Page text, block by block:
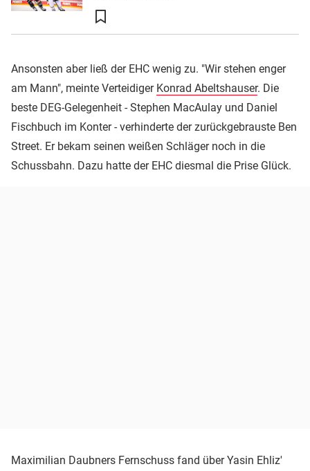
Ansonsten aber ließ der EHC wenig zu. "Wir stehen enger
am Mann", meinte Verteidiger Konrad Abeltshauser. Die
beste DEG-Gelegenheit - Stephen MacAulay und Daniel
Fischbuch im Konter - verhinderte der zurückgebrauste Ben
Street. Er bekam seinen weißen Schläger noch in die
Schussbahn. Dazu hatte der EHC diesmal die Prise Glück.
Maximilian Daubners Fernschuss fand über Yasin Ehliz'